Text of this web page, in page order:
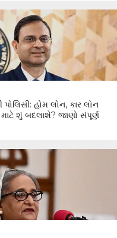
પોલિસી: હોમ લોન, કાર લોન
શું બદલાશે? જાણો સંપૂર્ણ